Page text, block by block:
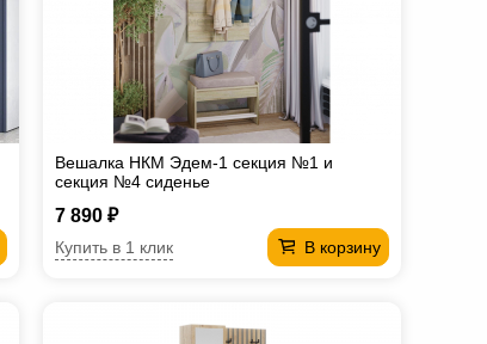
Вешалка НКМ Эдем-1 секция №1 и
секция №4 сиденье
7 890 ₽
В корзину
Купить в 1 клик